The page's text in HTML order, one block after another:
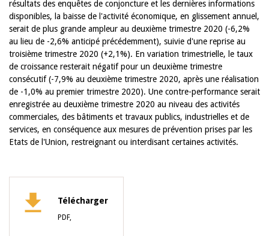
résultats des enquêtes de conjoncture et les dernières informations
disponibles, la baisse de l'activité économique, en glissement annuel,
serait de plus grande ampleur au deuxième trimestre 2020 (-6,2%
au lieu de -2,6% anticipé précédemment), suivie d'une reprise au
troisième trimestre 2020 (+2,1%). En variation trimestrielle, le taux
de croissance resterait négatif pour un deuxième trimestre
consécutif (-7,9% au deuxième trimestre 2020, après une réalisation
de -1,0% au premier trimestre 2020). Une contre-performance serait
enregistrée au deuxième trimestre 2020 au niveau des activités
commerciales, des bâtiments et travaux publics, industrielles et de
services, en conséquence aux mesures de prévention prises par les
Etats de l'Union, restreignant ou interdisant certaines activités.
Télécharger
PDF,